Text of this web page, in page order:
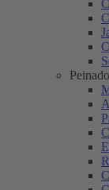
Peinado